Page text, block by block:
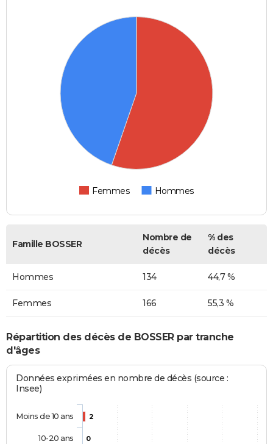
Femmes Hommes
Famille BOSSER
Nombre de
décès
% des
décès
Hommes 134 44,7 %
Femmes 166 55,3 %
Répartition des décès de BOSSER par tranche
d'âges
Données exprimées en nombre de décès (source :
Insee)
2
0
Moins de 10 ans
10-20 ans